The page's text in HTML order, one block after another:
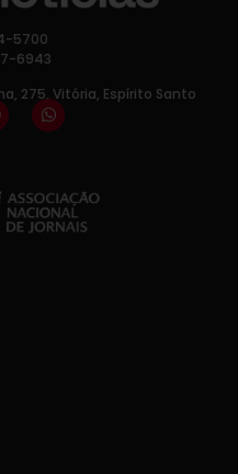
5700
6943
275, Vitória, Espírito Santo